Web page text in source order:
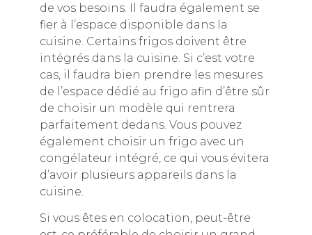
de vos besoins. Il faudra également se
fier à l’espace disponible dans la
cuisine. Certains frigos doivent être
intégrés dans la cuisine. Si c’est votre
cas, il faudra bien prendre les mesures
de l’espace dédié au frigo afin d’être sûr
de choisir un modèle qui rentrera
parfaitement dedans. Vous pouvez
également choisir un frigo avec un
congélateur intégré, ce qui vous évitera
d’avoir plusieurs appareils dans la
cuisine.
Si vous êtes en colocation, peut-être